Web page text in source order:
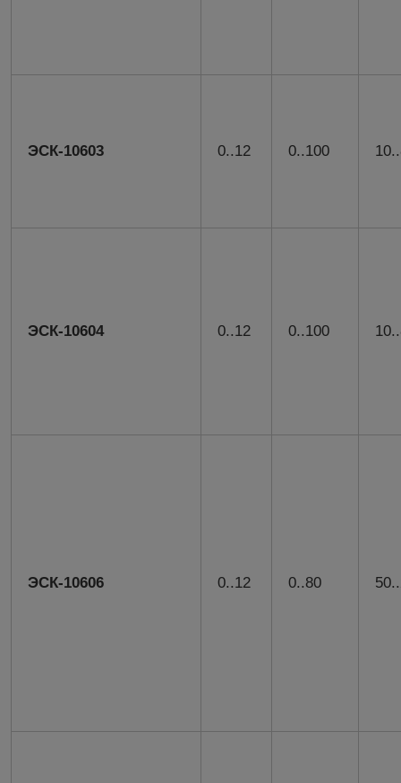
ЭСК-10603 0..12 0..100
ЭСК-10604 0..12 0..100
ЭСК-10606 0..12 0..80